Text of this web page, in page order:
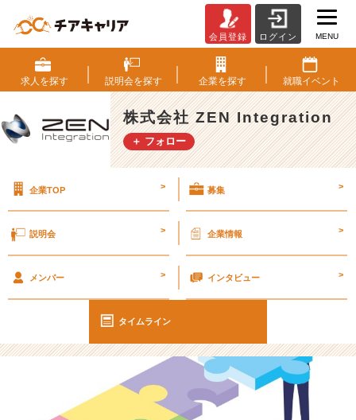
仕
事
は
パ
ズ
ル
#
卒
社
Z
E
N
I
会員登録 ログイン MENU
求人を探す 説明会を探す 企業を探す 就職イベント
株式会社 ZEN Integration
＋ フォロー
企業TOP > 募集 >
説明会 > 企業情報 >
メンバー > インタビュー >
タイムライン